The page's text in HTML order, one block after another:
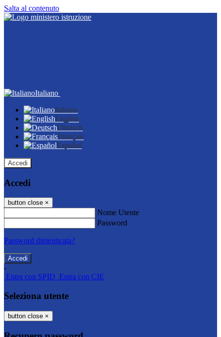
Salta al contenuto
Italiano
Italiano
English
Deutsch
Français
Español
Accedi
Accedi
button close ×
Nome Utente
Password
Password dimenticata?
-
Entra con SPID Entra con CIE
Seleziona utente
button close ×